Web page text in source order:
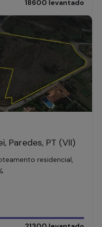
18600 levantado
Paredes, PT (VII)
residencial,